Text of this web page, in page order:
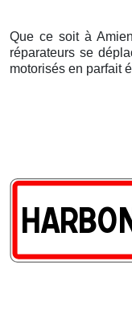
Que ce soit à
réparateurs se
motorisés en parfait